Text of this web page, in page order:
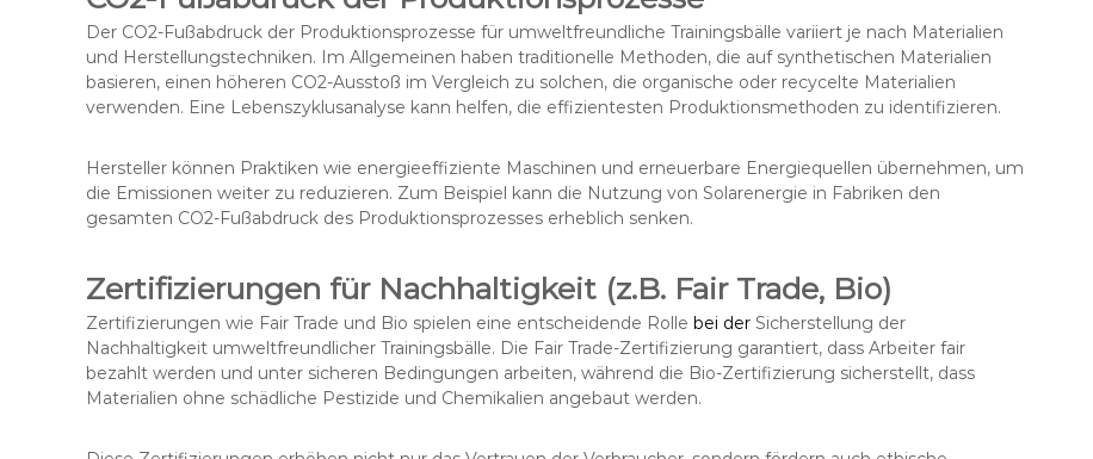
Der CO2-Fußabdruck der Produktionsprozesse für umweltfreundliche Trainingsbälle variiert je nach Materialien
und Herstellungstechniken. Im Allgemeinen haben traditionelle Methoden, die auf synthetischen Materialien
basieren, einen höheren CO2-Ausstoß im Vergleich zu solchen, die organische oder recycelte Materialien
verwenden. Eine Lebenszyklusanalyse kann helfen, die effizientesten Produktionsmethoden zu identifizieren.
Hersteller können Praktiken wie energieeffiziente Maschinen und erneuerbare Energiequellen übernehmen, um
die Emissionen weiter zu reduzieren. Zum Beispiel kann die Nutzung von Solarenergie in Fabriken den
gesamten CO2-Fußabdruck des Produktionsprozesses erheblich senken.
Zertifizierungen für Nachhaltigkeit (z.B. Fair Trade, Bio)
Zertifizierungen wie Fair Trade und Bio spielen eine entscheidende Rolle bei der Sicherstellung der
Nachhaltigkeit umweltfreundlicher Trainingsbälle. Die Fair Trade-Zertifizierung garantiert, dass Arbeiter fair
bezahlt werden und unter sicheren Bedingungen arbeiten, während die Bio-Zertifizierung sicherstellt, dass
Materialien ohne schädliche Pestizide und Chemikalien angebaut werden.